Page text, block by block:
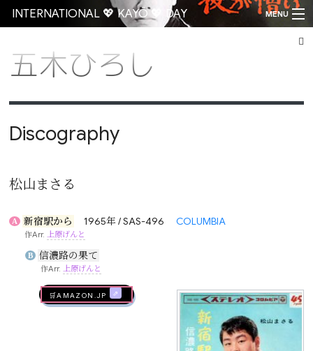
INTERNATIONAL 💖 KAYŌ 💖 DAY MENU
五木ひろし
Discography
松山まさる
A 新宿駅から 1965年 / SAS-496 COLUMBIA
作Arr. 上原げんと
B 信濃路の果て
作Arr. 上原げんと
🛒AMAZON.jp